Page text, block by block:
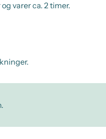
varer ca. 2 timer.